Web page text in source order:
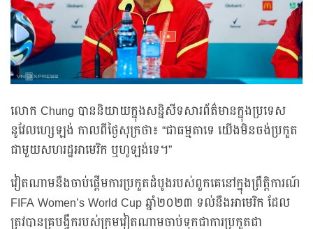
លោក Chung បាននិយាយក្នុងសន្និសីទសារព័ត៌មានក្នុងប្រទេស
នូវែលហ្សេឡង់ កាលពីថ្ងៃសុក្រថា៖ “ជាធម្មតាទេ យើងមិនចង់ប្រកួត
ជាមួយសហរដ្ឋអាមេរិក ឬហូឡង់ទេ។”
វៀតណាមនឹងចាប់ផ្ដើមការប្រកួតដំបូងរបស់ពួកគេនៅក្នុងព្រឹត្តិការណ៍
FIFA Women’s World Cup ឆ្នាំ២០២៣ ទល់នឹងអាមេរិក ដែល
ត្រូវបានគ្រូបង្វឹករបស់ក្រុមវៀតណាមចាប់ទុកជាការប្រកួតជា